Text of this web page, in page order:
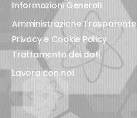
Informazioni Generali
Amministrazione Trasparente
Privacy e Cookie Policy
Trattamento dei dati
Lavora con noi